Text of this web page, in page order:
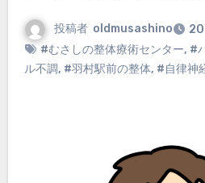
投稿者 oldmusashino
#むさしの整体療術センター, #
ル不調, #羽村駅前の整体, #自律神